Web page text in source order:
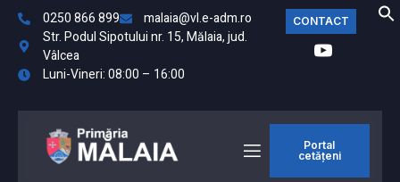
0250 866 899
malaia@vl.e-adm.ro
Str. Podul Sipotului nr. 15, Mălaia, jud.
Vâlcea
Luni-Vineri: 08:00 – 16:00
CONTACT
Portal
cetățeni